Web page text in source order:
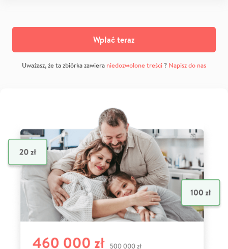
Wpłać teraz
Uważasz, że ta zbiórka zawiera niedozwolone treści? Napisz do nas